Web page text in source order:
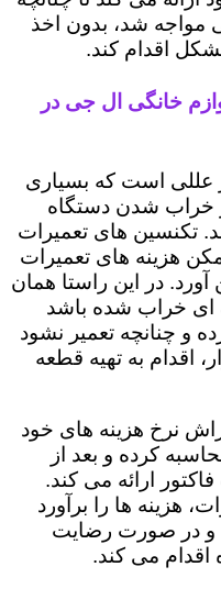
مواجه شد، بدون اخذ
اقدام کند.
خانگی ال جی در
عللی است که بسیاری
خراب شدن دستگاه
تکنسین های تعمیرات
هزینه های تعمیرات
آورد. در این راستا همان
ای خراب شده باشد
و چنانچه تعمیر نشود
اقدام به تهیه قطعه
نرخ هزینه های خود
کرده و بعد از
ارائه می کند.
هزینه ها را برآورد
و در صورت رضایت
اقدام می کند.